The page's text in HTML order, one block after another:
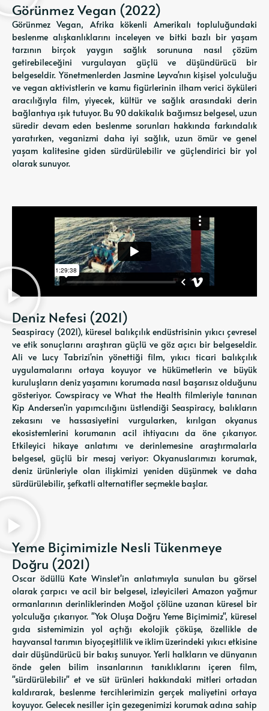
Görünmez Vegan (2022)
Görünmez Vegan, Afrika kökenli Amerikalı topluluğundaki
beslenme alışkanlıklarını inceleyen ve bitki bazlı bir yaşam
tarzının birçok yaygın sağlık sorununa nasıl çözüm
getirebileceğini vurgulayan güçlü ve düşündürücü bir
belgeseldir. Yönetmenlerden Jasmine Leyva'nın kişisel yolculuğu
ve vegan aktivistlerin ve kamu figürlerinin ilham verici öyküleri
aracılığıyla film, yiyecek, kültür ve sağlık arasındaki derin
bağlantıya ışık tutuyor. Bu 90 dakikalık bağımsız belgesel, uzun
süredir devam eden beslenme sorunları hakkında farkındalık
yaratırken, veganizmi daha iyi sağlık, uzun ömür ve genel
yaşam kalitesine giden sürdürülebilir ve güçlendirici bir yol
olarak sunuyor.
Deniz Nefesi (2021)
Seaspiracy (2021), küresel balıkçılık endüstrisinin yıkıcı çevresel
ve etik sonuçlarını araştıran güçlü ve göz açıcı bir belgeseldir.
Ali ve Lucy Tabrizi'nin yönettiği film, yıkıcı ticari balıkçılık
uygulamalarını ortaya koyuyor ve hükümetlerin ve büyük
kuruluşların deniz yaşamını korumada nasıl başarısız olduğunu
gösteriyor. Cowspiracy ve What the Health filmleriyle tanınan
Kip Andersen'in yapımcılığını üstlendiği Seaspiracy, balıkların
zekasını ve hassasiyetini vurgularken, kırılgan okyanus
ekosistemlerini korumanın acil ihtiyacını da öne çıkarıyor.
Etkileyici hikaye anlatımı ve derinlemesine araştırmalarla
belgesel, güçlü bir mesaj veriyor: Okyanuslarımızı korumak,
deniz ürünleriyle olan ilişkimizi yeniden düşünmek ve daha
sürdürülebilir, şefkatli alternatifler seçmekle başlar.
Yeme Biçimimizle Nesli Tükenmeye
Doğru (2021)
Oscar ödüllü Kate Winslet'in anlatımıyla sunulan bu görsel
olarak çarpıcı ve acil bir belgesel, izleyicileri Amazon yağmur
ormanlarının derinliklerinden Moğol çölüne uzanan küresel bir
yolculuğa çıkarıyor. "Yok Oluşa Doğru Yeme Biçimimiz", küresel
gıda sistemimizin yol açtığı ekolojik çöküşe, özellikle de
hayvansal tarımın biyoçeşitlilik ve iklim üzerindeki yıkıcı etkisine
dair düşündürücü bir bakış sunuyor. Yerli halkların ve dünyanın
önde gelen bilim insanlarının tanıklıklarını içeren film,
"sürdürülebilir" et ve süt ürünleri hakkındaki mitleri ortadan
kaldırarak, beslenme tercihlerimizin gerçek maliyetini ortaya
koyuyor. Gelecek nesiller için gezegenimizi korumak adına sahip